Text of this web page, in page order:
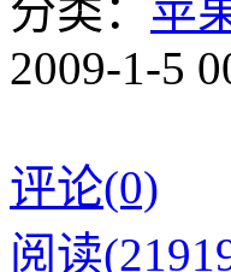
分类： 苹
2009-1-5
评论(0)
阅读